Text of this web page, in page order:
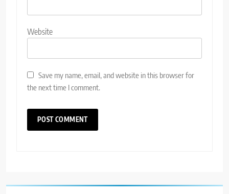
Website
Save my name, email, and website in this browser for
the next time I comment.